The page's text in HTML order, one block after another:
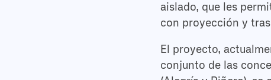
aislado, que les
con proyección y
El proyecto,
conjunto de las